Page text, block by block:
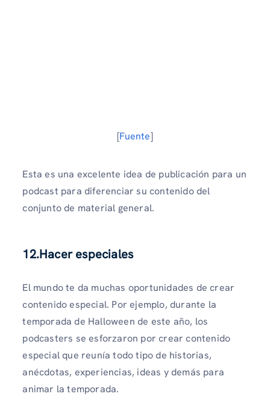
[Fuente]
Esta es una excelente idea de publicación para un
podcast para diferenciar su contenido del
conjunto de material general.
12.Hacer especiales
El mundo te da muchas oportunidades de crear
contenido especial. Por ejemplo, durante la
temporada de Halloween de este año, los
podcasters se esforzaron por crear contenido
especial que reunía todo tipo de historias,
anécdotas, experiencias, ideas y demás para
animar la temporada.